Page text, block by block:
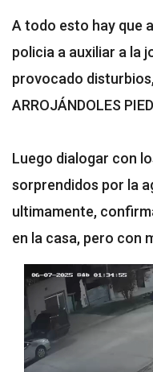
A todo esto hay que
policia a auxiliar a la
provocado disturbios,
ARROJÁNDOLES
Luego dialogar con
sorprendidos por la
ultimamente,
en la casa, pero con